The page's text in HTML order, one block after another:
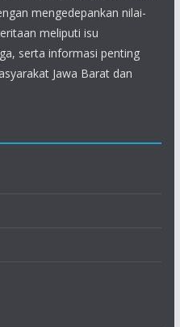
mengedepankan nilai-
meliputi isu
serta informasi penting
Jawa Barat dan